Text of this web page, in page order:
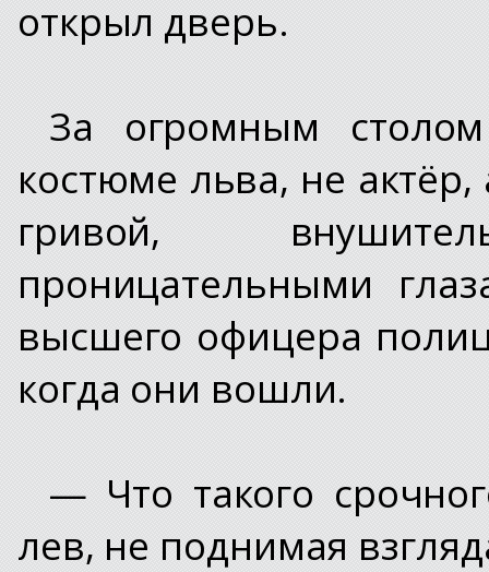
открыл дверь.
За огромным
костюме льва, не
гривой,
проницательными
высшего офицера
когда они вошли.
— Что такого
лев, не поднимая